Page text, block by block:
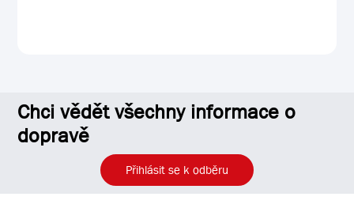
Chci vědět všechny informace o
dopravě
Přihlásit se k odběru